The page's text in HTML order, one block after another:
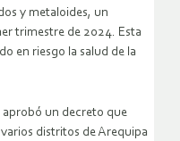
y metaloides, un
trimestre de 2024. Esta
en riesgo la salud de la
aprobó un decreto que
distritos de Arequipa